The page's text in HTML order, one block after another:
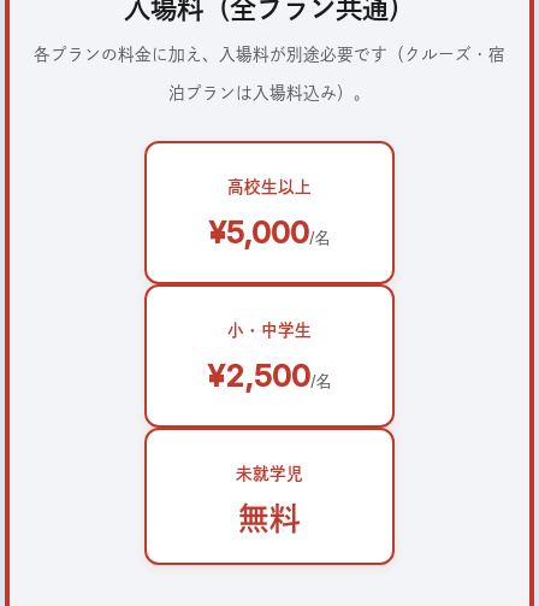
入場料（全プラン共通）
各プランの料金に加え、入場料が別途必要です（クルーズ・宿
泊プランは入場料込み）。
高校生以上
¥5,000/名
小・中学生
¥2,500/名
未就学児
無料